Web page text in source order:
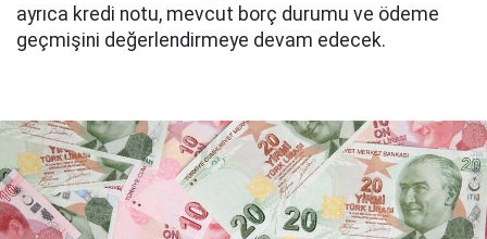
ayrıca kredi notu, mevcut borç durumu ve ödeme
geçmişini değerlendirmeye devam edecek.